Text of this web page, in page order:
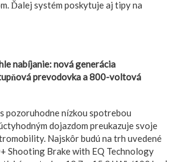
Ďalej systém poskytuje aj tipy na
nabíjanie: nová generácia
prevodovka a 800-voltová
pozoruhodne nízkou spotrebou
dojazdom preukazuje svoje
Najskôr budú na trh uvedené
Shooting Brake with EQ Technology